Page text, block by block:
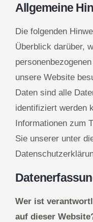
Allgemeine
Die folgenden
Überblick darüber,
unsere Website
Daten sind alle
identifiziert werden
Informationen zum
Sie unserer unter
Wer ist
auf dieser